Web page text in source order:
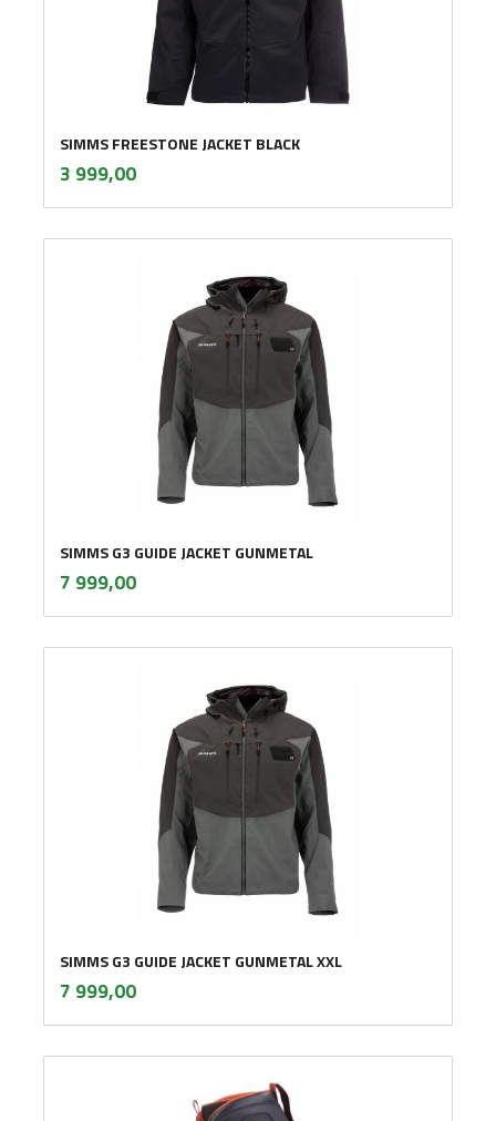
SIMMS FREESTONE JACKET BLACK
Pris
3 999,00mva.
SIMMS G3 GUIDE JACKET GUNMETAL
Pris
7 999,00mva.
SIMMS G3 GUIDE JACKET GUNMETAL XXL
Pris
7 999,00mva.